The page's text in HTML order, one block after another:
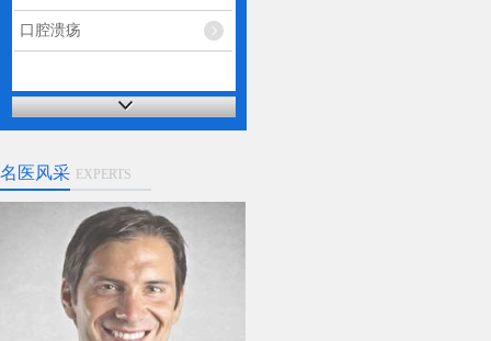
口腔溃疡
名医风采 EXPERTS